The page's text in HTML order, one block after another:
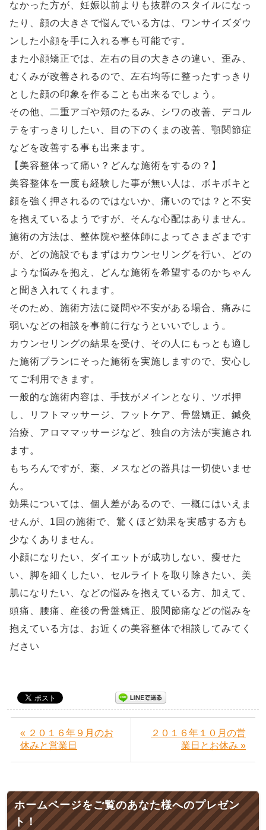
なかった方が、妊娠以前よりも抜群のスタイルになっ
たり、顔の大きさで悩んでいる方は、ワンサイズダウ
ンした小顔を手に入れる事も可能です。
また小顔矯正では、左右の目の大きさの違い、歪み、
むくみが改善されるので、左右均等に整ったすっきり
とした顔の印象を作ることも出来るでしょう。
その他、二重アゴや頬のたるみ、シワの改善、デコル
テをすっきりしたい、目の下のくまの改善、顎関節症
などを改善する事も出来ます。
【美容整体って痛い？どんな施術をするの？】
美容整体を一度も経験した事が無い人は、ボキボキと
顔を強く押されるのではないか、痛いのでは？と不安
を抱えているようですが、そんな心配はありません。
施術の方法は、整体院や整体師によってさまざまです
が、どの施設でもまずはカウンセリングを行い、どの
ような悩みを抱え、どんな施術を希望するのかちゃん
と聞き入れてくれます。
そのため、施術方法に疑問や不安がある場合、痛みに
弱いなどの相談を事前に行なうといいでしょう。
カウンセリングの結果を受け、その人にもっとも適し
た施術プランにそった施術を実施しますので、安心し
てご利用できます。
一般的な施術内容は、手技がメインとなり、ツボ押
し、リフトマッサージ、フットケア、骨盤矯正、鍼灸
治療、アロママッサージなど、独自の方法が実施され
ます。
もちろんですが、薬、メスなどの器具は一切使いませ
ん。
効果については、個人差があるので、一概にはいえま
せんが、1回の施術で、驚くほど効果を実感する方も
少なくありません。
小顔になりたい、ダイエットが成功しない、痩せた
い、脚を細くしたい、セルライトを取り除きたい、美
肌になりたい、などの悩みを抱えている方、加えて、
頭痛、腰痛、産後の骨盤矯正、股関節痛などの悩みを
抱えている方は、お近くの美容整体で相談してみてく
ださい
« ２０１６年９月のお
休みと営業日
２０１６年１０月の営
業日とお休み »
ホームページをご覧のあなた様へのプレゼン
ト！